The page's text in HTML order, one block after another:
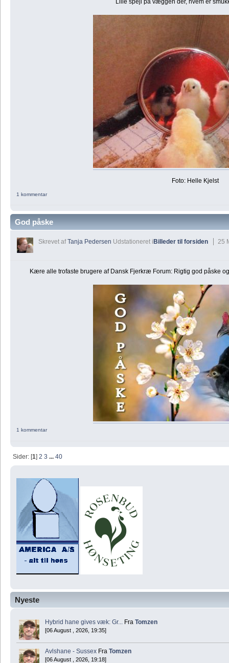
Nyeste
Hybrid hane gives væk: Gr... Fra Tomzen
[06 August , 2026, 19:35]
Avlshane - Sussex Fra Tomzen
[06 August , 2026, 19:18]
Foto: Helle Kjelst
1 kommentar
God påske
Skrevet afTanja Pedersen Udstationeret iBilleder til forsiden 25
Kære alle trofaste brugere af Dansk Fjerkræ Forum: Rigtig god påske
1 kommentar
Sider: [1] 2 3 ... 40